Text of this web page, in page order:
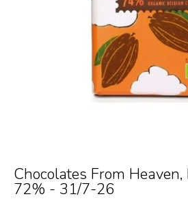
Chocolates From
72% - 31/7-26